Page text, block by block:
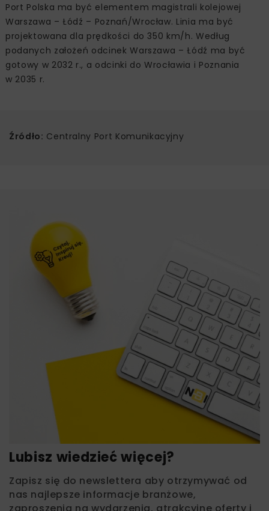
Port Polska ma być elementem magistrali kolejowej
Warszawa – Łódź – Poznań/Wrocław. Linia ma być
projektowana dla prędkości do 350 km/h. Według
podanych założeń odcinek Warszawa – Łódź ma być
gotowy w 2032 r., a odcinki do Wrocławia i Poznania
w 2035 r.
Źródło: Centralny Port Komunikacyjny
Lubisz wiedzieć więcej?
Zapisz się do newslettera aby otrzymywać od
nas najlepsze informacje branżowe,
zaproszenia na wydarzenia, atrakcyjne oferty i